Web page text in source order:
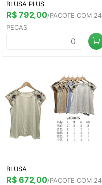
BLUSA PLUS
R$ 792,00/PACOTE COM 24
PECAS
BLUSA
R$ 672,00/PACOTE COM 24